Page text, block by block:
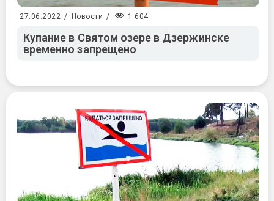
27.06.2022 / Новости / 1 604
Купание в Святом озере в Дзержинске
временно запрещено